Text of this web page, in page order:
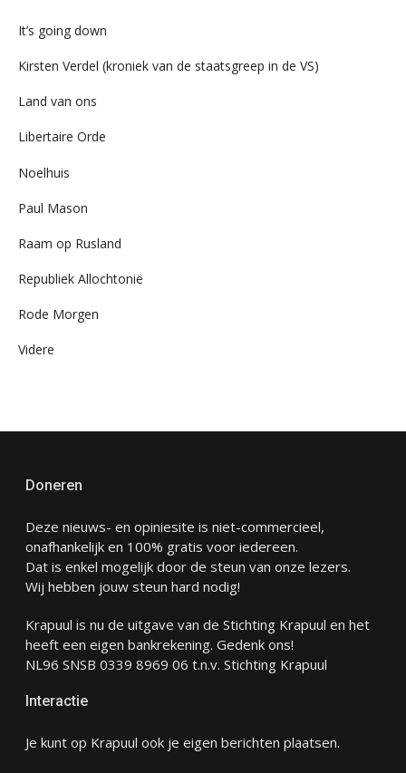
It’s going down
Kirsten Verdel (kroniek van de staatsgreep in de VS)
Land van ons
Libertaire Orde
Noelhuis
Paul Mason
Raam op Rusland
Republiek Allochtonië
Rode Morgen
Videre
Doneren
Deze nieuws- en opiniesite is niet-commercieel,
onafhankelijk en 100% gratis voor iedereen.
Dat is enkel mogelijk door de steun van onze lezers.
Wij hebben jouw steun hard nodig!
Krapuul is nu de uitgave van de Stichting Krapuul en het
heeft een eigen bankrekening. Gedenk ons!
NL96 SNSB 0339 8969 06 t.n.v. Stichting Krapuul
Interactie
Je kunt op Krapuul ook je eigen berichten plaatsen.